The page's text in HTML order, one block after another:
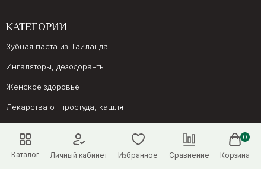
Каталог Личный кабинет Избранное Сравнение
0
Корзина
КАТЕГОРИИ
Зубная паста из Таиланда
Ингаляторы, дезодоранты
Женское здоровье
Лекарства от простуда, кашля
Онкология, суставы